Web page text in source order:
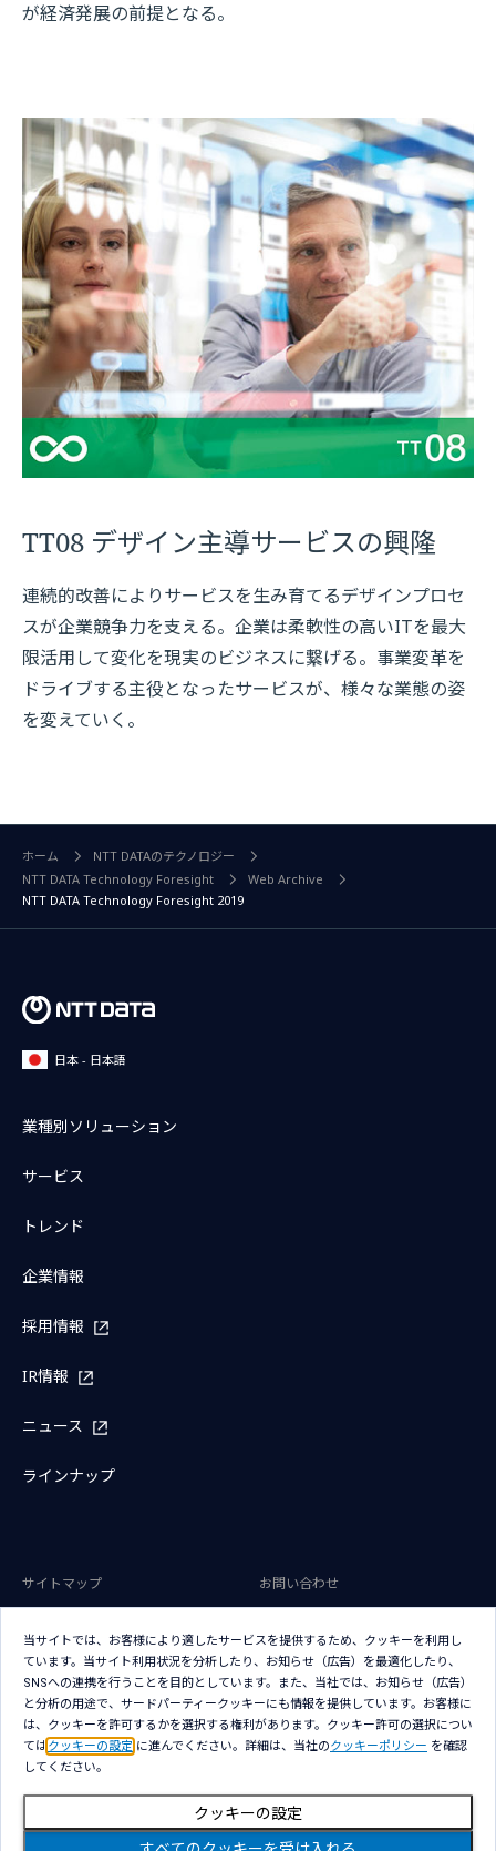
が経済発展の前提となる。
TT08 デザイン主導サービスの興隆
連続的改善によりサービスを生み育てるデザインプロセ
スが企業競争力を支える。企業は柔軟性の高いITを最大
限活用して変化を現実のビジネスに繋げる。事業変革を
ドライブする主役となったサービスが、様々な業態の姿
を変えていく。
ホーム
NTT DATAのテクノロジー
NTT DATA Technology Foresight
Web Archive
NTT DATA Technology Foresight 2019
日本 - 日本語
業種別ソリューション
サービス
トレンド
企業情報
採用情報
IR情報
ニュース
ラインナップ
サイトマップ
お問い合わせ
アクセシビリティポリシー
クッキー（Cookie）ポリシー
クッキー（Cookie）プリファレン
ス
Copyright © NTT DATA Japan Corporation
当サイトでは、お客様により適したサービスを提供するため、クッキーを利用し
ています。当サイト利用状況を分析したり、お知らせ（広告）を最適化したり、
SNSへの連携を行うことを目的としています。また、当社では、お知らせ（広告）
と分析の用途で、サードパーティークッキーにも情報を提供しています。お客様に
は、クッキーを許可するかを選択する権利があります。クッキー許可の選択につい
ては クッキーの設定 に進んでください。詳細は、当社のクッキーポリシー を確認
してください。
クッキーの設定